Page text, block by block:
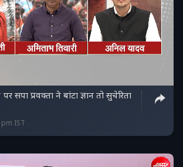
सपा प्रवक्ता ने बांटा ज्ञान तो सुचेरिता
IST